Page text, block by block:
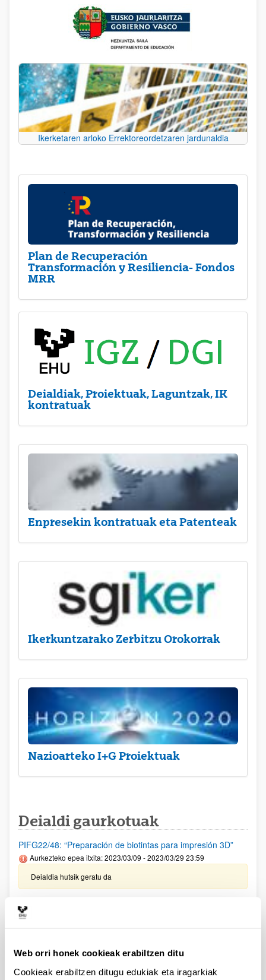
Web orri honek cookieak erabiltzen ditu
Cookieak erabiltzen ditugu edukiak eta iragarkiak
Ikerketaren arloko Errektoreordetzaren jardunaldia
Plan de Recuperación
Transformación y Resiliencia- Fondos
MRR
Deialdiak, Proiektuak, Laguntzak, IK
kontratuak
Enpresekin kontratuak eta Patenteak
Ikerkuntzarako Zerbitzu Orokorrak
Nazioarteko I+G Proiektuak
Deialdi gaurkotuak
PIFG22/48: “Preparación de biotintas para impresión 3D”
Aurkezteko epea itxita: 2023/03/09 - 2023/03/29 23:59
Deialdia hutsik geratu da
Garapen Iraunkorrerako 2030 Agenda sustatzeko eta
ezartzeko jarduerak egiteko dirulaguntzak-2023
Aurkezteko epea itxita: 2023/04/03 - 2023/04/16
Ekonomia eta Gizarte Kontseiluaren Ikerketa Saria, XXII.
deialdia
Aurkezteko epea itxita: 2023/03/29 - 2023/05/28 00:00